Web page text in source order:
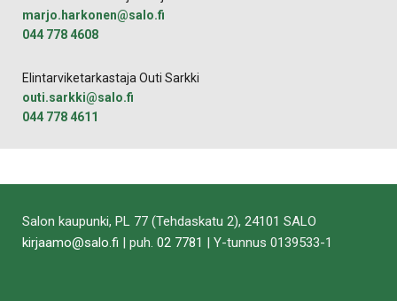
marjo.harkonen@salo.fi
044 778 4608
Elintarviketarkastaja Outi Sarkki
outi.sarkki@salo.fi
044 778 4611
Salon kaupunki, PL 77 (Tehdaskatu 2), 24101 SALO
kirjaamo@salo.fi | puh. 02 7781 | Y-tunnus 0139533-1